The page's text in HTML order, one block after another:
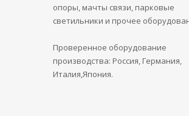
опоры, мачты связи, парковые
светильники и прочее
Проверенное оборудование
производства: Россия, Германия,
Италия,Япония.